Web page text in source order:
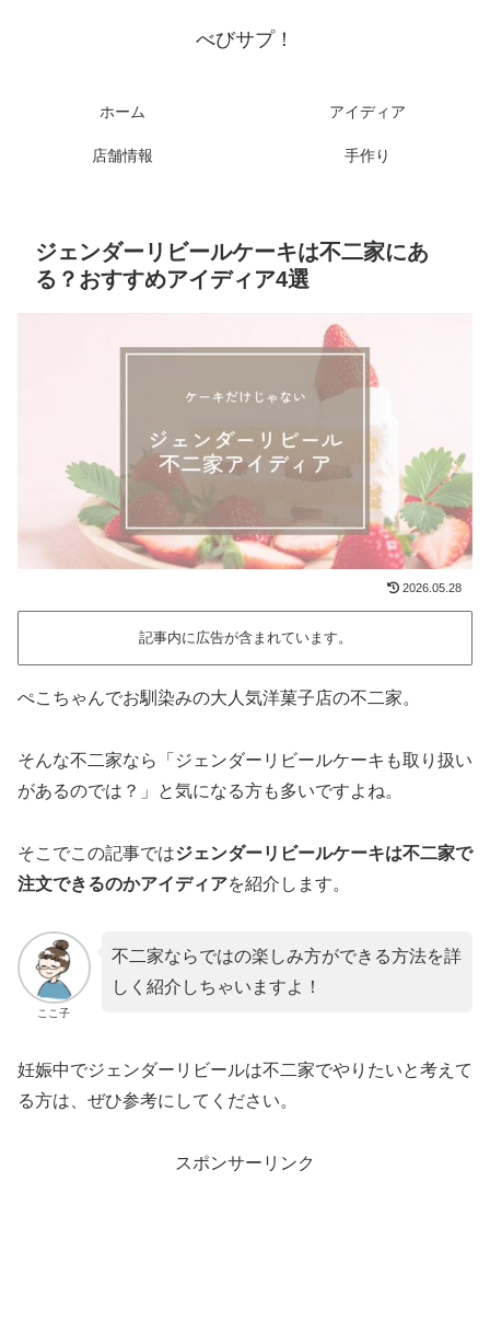
べびサプ！
ホーム アイディア
店舗情報 手作り
ジェンダーリビールケーキは不二家にあ
る？おすすめアイディア4選
2026.05.28
記事内に広告が含まれています。
ぺこちゃんでお馴染みの大人気洋菓子店の不二家。
そんな不二家なら「ジェンダーリビールケーキも取り扱い
があるのでは？」と気になる方も多いですよね。
そこでこの記事ではジェンダーリビールケーキは不二家で
注文できるのかアイディアを紹介します。
ここ子
不二家ならではの楽しみ方ができる方法を詳
しく紹介しちゃいますよ！
妊娠中でジェンダーリビールは不二家でやりたいと考えて
る方は、ぜひ参考にしてください。
スポンサーリンク